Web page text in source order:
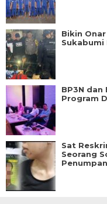
Bikin
Sukabumi
BP3N dan
Program
Sat
Seorang